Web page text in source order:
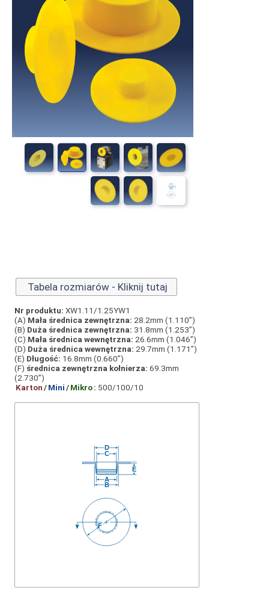
Tabela rozmiarów - Kliknij tutaj
Nr produktu: XW1.11/1.25YW1
(A) Mała średnica zewnętrzna: 28.2mm (1.110”)
(B) Duża średnica zewnętrzna: 31.8mm (1.253”)
(C) Mała średnica wewnętrzna: 26.6mm (1.046”)
(D) Duża średnica wewnętrzna: 29.7mm (1.171”)
(E) Długość: 16.8mm (0.660”)
(F) średnica zewnętrzna kołnierza: 69.3mm
(2.730”)
Karton/Mini/Mikro: 500/100/10